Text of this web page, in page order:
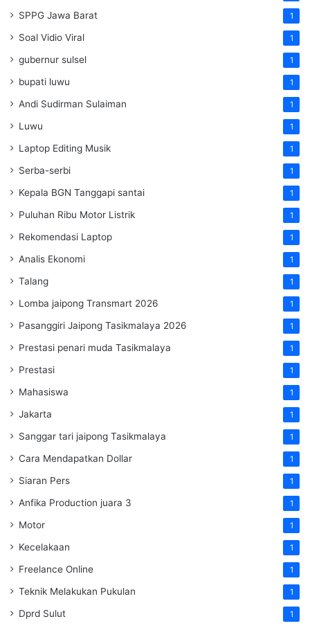
SPPG Jawa Barat 1
Soal Vidio Viral 1
gubernur sulsel 1
bupati luwu 1
Andi Sudirman Sulaiman 1
Luwu 1
Laptop Editing Musik 1
Serba-serbi 1
Kepala BGN Tanggapi santai 1
Puluhan Ribu Motor Listrik 1
Rekomendasi Laptop 1
Analis Ekonomi 1
Talang 1
Lomba jaipong Transmart 2026 1
Pasanggiri Jaipong Tasikmalaya 2026 1
Prestasi penari muda Tasikmalaya 1
Prestasi 1
Mahasiswa 1
Jakarta 1
Sanggar tari jaipong Tasikmalaya 1
Cara Mendapatkan Dollar 1
Siaran Pers 1
Anfika Production juara 3 1
Motor 1
Kecelakaan 1
Freelance Online 1
Teknik Melakukan Pukulan 1
Dprd Sulut 1